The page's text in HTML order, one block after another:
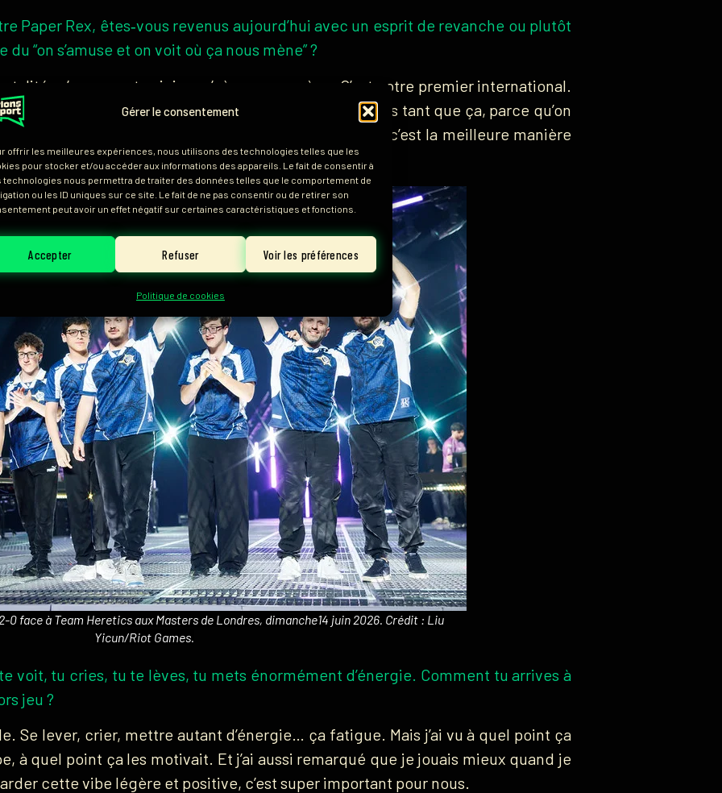
Gérer le consentement
offrir les meilleures expériences, nous utilisons des technologies telles que les
pour stocker et/ou accéder aux informations des appareils. Le fait de consentir à
technologies nous permettra de traiter des données telles que le comportement de
ou les ID uniques sur ce site. Le fait de ne pas consentir ou de retirer son
peut avoir un effet négatif sur certaines caractéristiques et fonctions.
Accepter Refuser Voir les préférences
Politique de cookies
Paper Rex, êtes‑vous revenus aujourd’hui avec un esprit de revanche ou plutôt
“on s’amuse et on voit où ça nous mène” ?
: s’amuser et voir jusqu’où ça nous mène. C’est notre premier international.
qu’on est une bonne équipe, mais en même temps pas tant que ça, parce qu’on
jouer notre jeu, et honnêtement je pense que c’est la meilleure manière
face à Team Heretics aux Masters de Londres, dimanche14 juin 2026. Crédit : Liu
Yicun/Riot Games.
voit, tu cries, tu te lèves, tu mets énormément d’énergie. Comment tu arrives à
jeu ?
Se lever, crier, mettre autant d’énergie… ça fatigue. Mais j’ai vu à quel point ça
à quel point ça les motivait. Et j’ai aussi remarqué que je jouais mieux quand je
cette vibe légère et positive, c’est super important pour nous.